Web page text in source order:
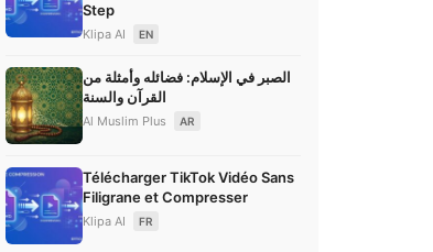
Step
Klipa AI EN
الصبر في الإسلام: فضائله وأمثلة من
القرآن والسنة
Al Muslim Plus AR
Télécharger TikTok Vidéo Sans
Filigrane et Compresser
Klipa AI FR